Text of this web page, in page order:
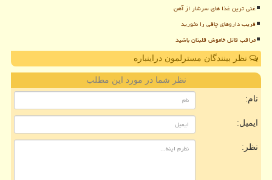
غنی ترین غذا های سرشار از آهن
فریب داروهای چاقی را نخورید
مراقب قاتل خاموش قلبتان باشید
نظر بینندگان مسترلمون دراینباره
نظر شما در مورد این مطلب
نام:
ایمیل:
نظر: